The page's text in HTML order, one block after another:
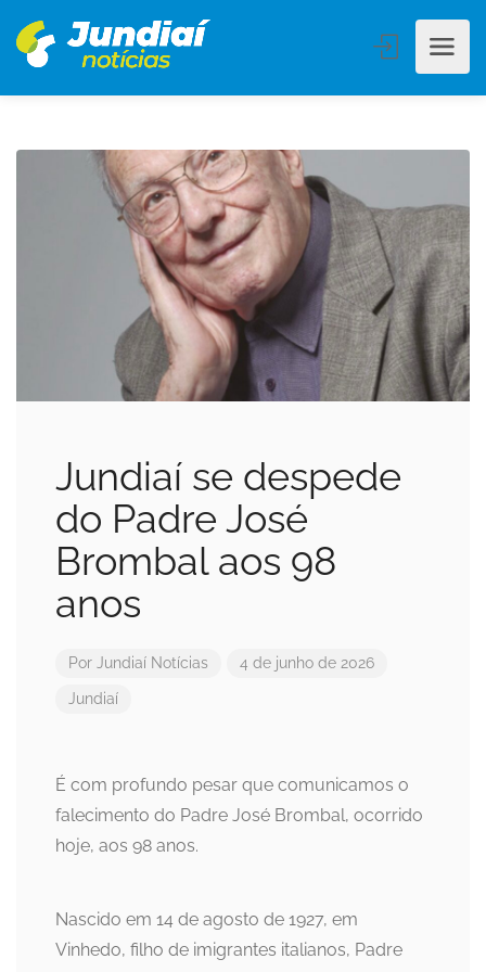
Jundiaí se despede
do Padre José
Brombal aos 98
anos
Por Jundiaí Notícias 4 de junho de 2026
Jundiaí
É com profundo pesar que comunicamos o
falecimento do Padre José Brombal, ocorrido
hoje, aos 98 anos.
Nascido em 14 de agosto de 1927, em
Vinhedo, filho de imigrantes italianos, Padre